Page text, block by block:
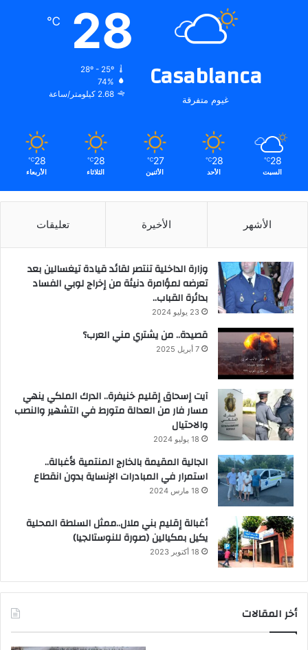
Casablanca
غيوم متفرقة
28
℃
28º - 25º
74%
2.68 كيلومتر/ساعة
28
℃
السبت
28
℃
الأحد
27
℃
الأثنين
28
℃
الثلاثاء
28
℃
الأربعاء
الأشهر الأخيرة تعليقات
وزارة الداخلية تنتصر لقائد قيادة تيغسالين بعد
تعرضه لمؤامرة دنيئة من إخراج لوبي الفساد
بدائرة القباب..
23 يوليو 2024
قصيدة.. من يشتري مني العرب؟
7 أبريل 2025
آيت إسحاق إقليم خنيفرة.. الدرك الملكي ينهي
مسار فار من العدالة متورط في التشهير والنصب
والاحتيال
18 يوليو 2024
الجالية المقيمة بالخارج المنتمية لأغبالة..
استمرار في المبادرات الإنساية بدون انقطاع
18 مارس 2024
أغبالة إقليم بني ملال..ممثل السلطة المحلية
يكيل بمكيالين (صورة للنوستالجيا)
18 أكتوبر 2023
أخر المقالات